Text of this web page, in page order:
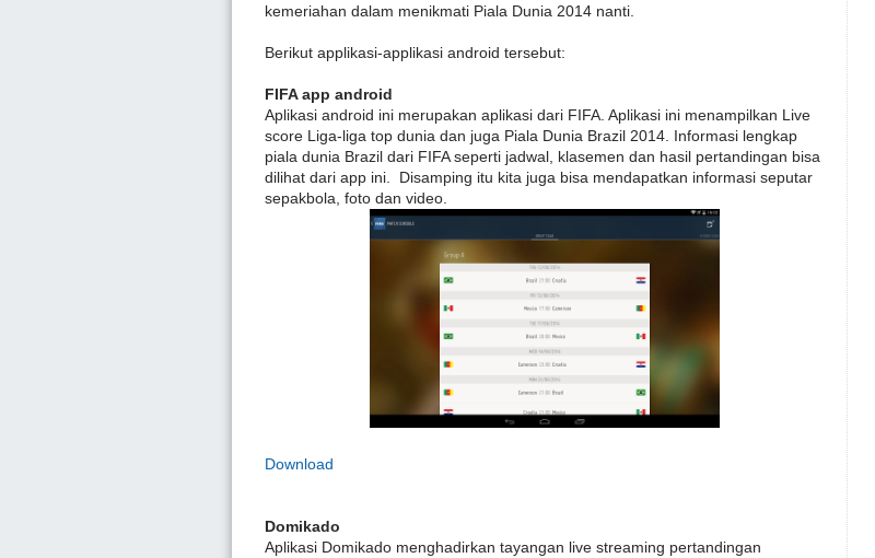
kemeriahan dalam menikmati Piala Dunia 2014 nanti.
Berikut applikasi-applikasi android tersebut:
FIFA app android
Aplikasi android ini merupakan aplikasi dari FIFA. Aplikasi ini menampilkan Live
score Liga-liga top dunia dan juga Piala Dunia Brazil 2014. Informasi lengkap
piala dunia Brazil dari FIFA seperti jadwal, klasemen dan hasil pertandingan bisa
dilihat dari app ini. Disamping itu kita juga bisa mendapatkan informasi seputar
sepakbola, foto dan video.
Download
Domikado
Aplikasi Domikado menghadirkan tayangan live streaming pertandingan